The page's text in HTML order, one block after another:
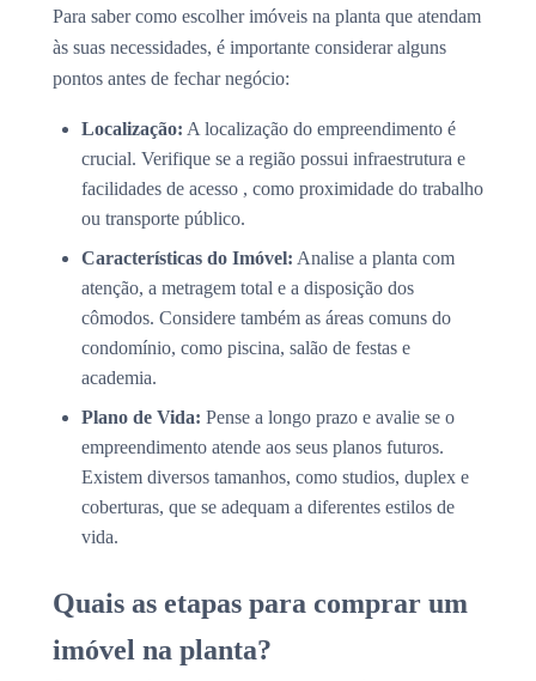
Para saber como escolher imóveis na planta que atendam
às suas necessidades, é importante considerar alguns
pontos antes de fechar negócio:
Localização: A localização do empreendimento é
crucial. Verifique se a região possui infraestrutura e
facilidades de acesso , como proximidade do trabalho
ou transporte público.
Características do Imóvel: Analise a planta com
atenção, a metragem total e a disposição dos
cômodos. Considere também as áreas comuns do
condomínio, como piscina, salão de festas e
academia.
Plano de Vida: Pense a longo prazo e avalie se o
empreendimento atende aos seus planos futuros.
Existem diversos tamanhos, como studios, duplex e
coberturas, que se adequam a diferentes estilos de
vida.
Quais as etapas para comprar um
imóvel na planta?